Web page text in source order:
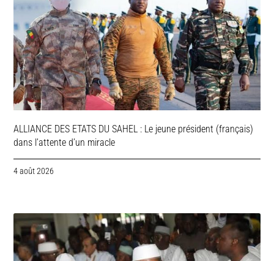
ALLIANCE DES ETATS DU SAHEL : Le jeune président (français)
dans l’attente d’un miracle
4 août 2026